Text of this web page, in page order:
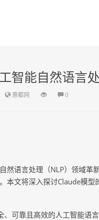
智能自然语言
惠都网 0
然语言处理（NLP）领域革
本文将深入探讨Claude模
可靠且高效的人工智能语